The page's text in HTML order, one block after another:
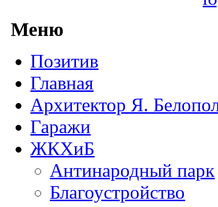
Меню
Позитив
Главная
Архитектор Я.
Гаражи
ЖКХиБ
Антинародный парк
Благоустройство